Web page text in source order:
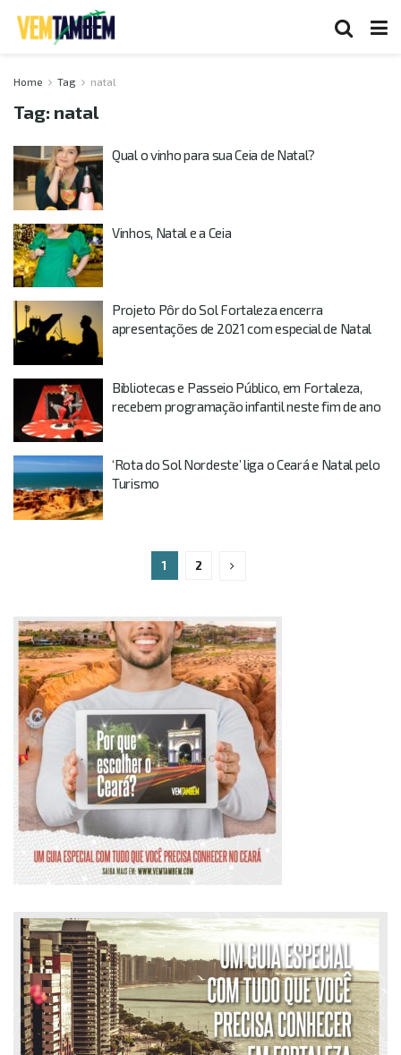
Home Tag natal
Tag: natal
Qual o vinho para sua Ceia de Natal?
Vinhos, Natal e a Ceia
Projeto Pôr do Sol Fortaleza encerra
apresentações de 2021 com especial de Natal
Bibliotecas e Passeio Público, em Fortaleza,
recebem programação infantil neste fim de ano
‘Rota do Sol Nordeste’ liga o Ceará e Natal pelo
Turismo
1 2